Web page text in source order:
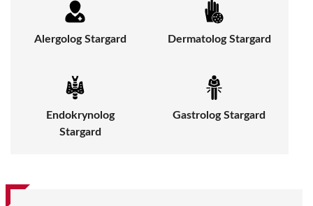
Alergolog Stargard Dermatolog Stargard
Endokrynolog
Stargard
Gastrolog Stargard